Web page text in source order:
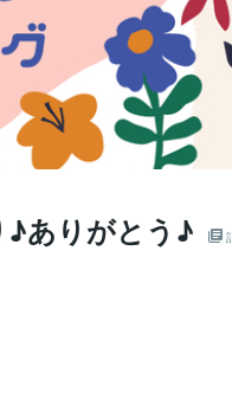
♪ありがとう♪